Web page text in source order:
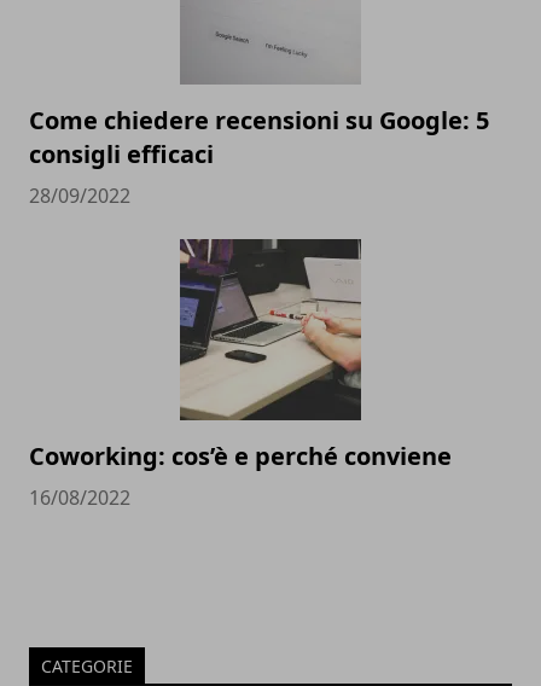
Come chiedere recensioni su Google: 5
consigli efficaci
28/09/2022
Coworking: cos’è e perché conviene
16/08/2022
CATEGORIE